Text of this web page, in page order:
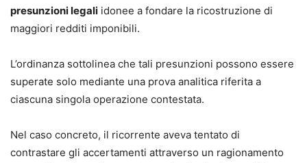
presunzioni legali idonee a fondare la ricostruzione di
maggiori redditi imponibili.
L’ordinanza sottolinea che tali presunzioni possono essere
superate solo mediante una prova analitica riferita a
ciascuna singola operazione contestata.
Nel caso concreto, il ricorrente aveva tentato di
contrastare gli accertamenti attraverso un ragionamento